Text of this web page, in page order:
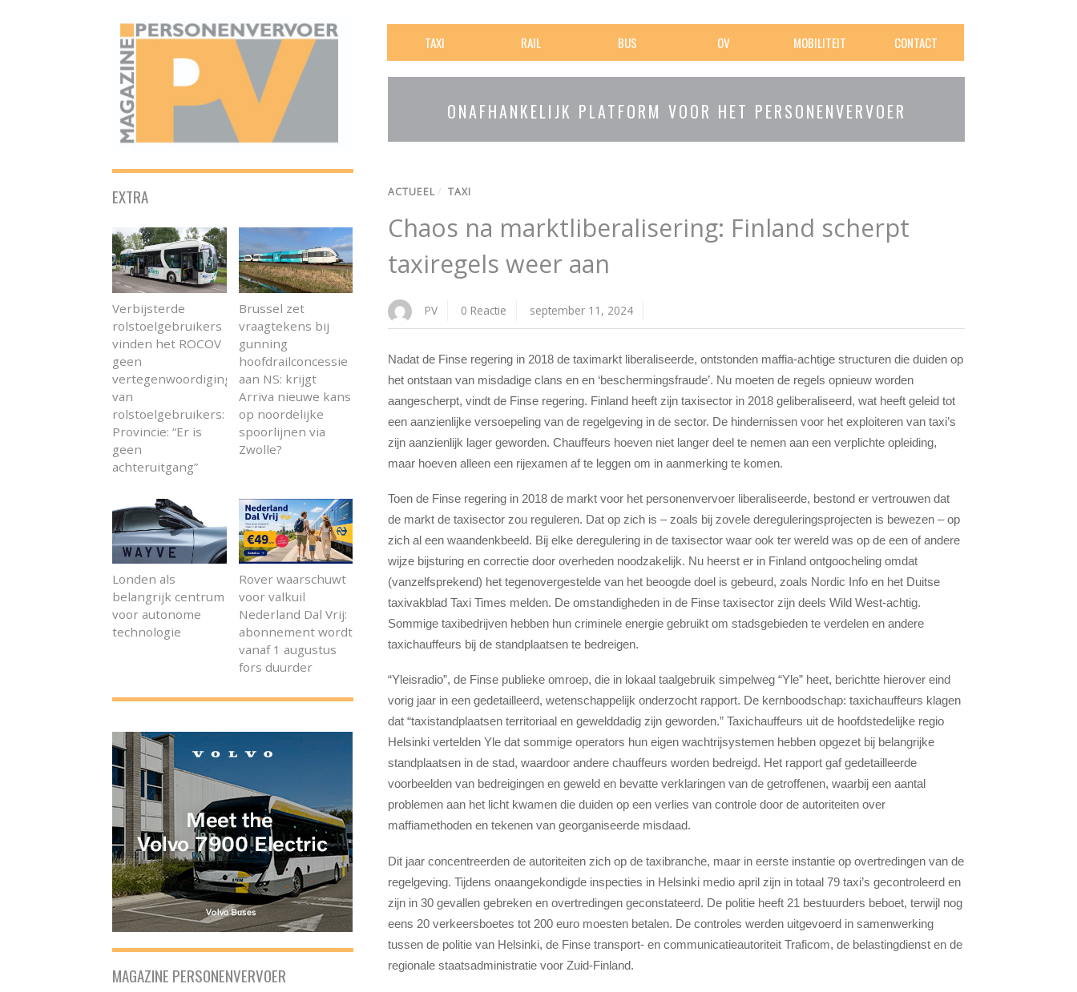
TAXI RAIL BUS OV MOBILITEIT CONTACT
ONAFHANKELIJK PLATFORM VOOR HET PERSONENVERVOER
ACTUEEL/ TAXI
Chaos na marktliberalisering: Finland scherpt
taxiregels weer aan
PV 0 Reactie september 11, 2024
Nadat de Finse regering in 2018 de taximarkt liberaliseerde, ontstonden maffia-achtige structuren die duiden op
het ontstaan van misdadige clans en en ‘beschermingsfraude’. Nu moeten de regels opnieuw worden
aangescherpt, vindt de Finse regering. Finland heeft zijn taxisector in 2018 geliberaliseerd, wat heeft geleid tot
een aanzienlijke versoepeling van de regelgeving in de sector. De hindernissen voor het exploiteren van taxi’s
zijn aanzienlijk lager geworden. Chauffeurs hoeven niet langer deel te nemen aan een verplichte opleiding,
maar hoeven alleen een rijexamen af te leggen om in aanmerking te komen.
Toen de Finse regering in 2018 de markt voor het personenvervoer liberaliseerde, bestond er vertrouwen dat
de markt de taxisector zou reguleren. Dat op zich is – zoals bij zovele dereguleringsprojecten is bewezen – op
zich al een waandenkbeeld. Bij elke deregulering in de taxisector waar ook ter wereld was op de een of andere
wijze bijsturing en correctie door overheden noodzakelijk. Nu heerst er in Finland ontgoocheling omdat
(vanzelfsprekend) het tegenovergestelde van het beoogde doel is gebeurd, zoals Nordic Info en het Duitse
taxivakblad Taxi Times melden. De omstandigheden in de Finse taxisector zijn deels Wild West-achtig.
Sommige taxibedrijven hebben hun criminele energie gebruikt om stadsgebieden te verdelen en andere
taxichauffeurs bij de standplaatsen te bedreigen.
“Yleisradio”, de Finse publieke omroep, die in lokaal taalgebruik simpelweg “Yle” heet, berichtte hierover eind
vorig jaar in een gedetailleerd, wetenschappelijk onderzocht rapport. De kernboodschap: taxichauffeurs klagen
dat “taxistandplaatsen territoriaal en gewelddadig zijn geworden.” Taxichauffeurs uit de hoofdstedelijke regio
Helsinki vertelden Yle dat sommige operators hun eigen wachtrijsystemen hebben opgezet bij belangrijke
standplaatsen in de stad, waardoor andere chauffeurs worden bedreigd. Het rapport gaf gedetailleerde
voorbeelden van bedreigingen en geweld en bevatte verklaringen van de getroffenen, waarbij een aantal
problemen aan het licht kwamen die duiden op een verlies van controle door de autoriteiten over
maffiamethoden en tekenen van georganiseerde misdaad.
Dit jaar concentreerden de autoriteiten zich op de taxibranche, maar in eerste instantie op overtredingen van de
regelgeving. Tijdens onaangekondigde inspecties in Helsinki medio april zijn in totaal 79 taxi’s gecontroleerd en
zijn in 30 gevallen gebreken en overtredingen geconstateerd. De politie heeft 21 bestuurders beboet, terwijl nog
eens 20 verkeersboetes tot 200 euro moesten betalen. De controles werden uitgevoerd in samenwerking
tussen de politie van Helsinki, de Finse transport- en communicatieautoriteit Traficom, de belastingdienst en de
regionale staatsadministratie voor Zuid-Finland.
EXTRA
Verbijsterde
rolstoelgebruikers
vinden het ROCOV
geen
vertegenwoordiging
van
rolstoelgebruikers:
Provincie: “Er is
geen
achteruitgang”
Brussel zet
vraagtekens bij
gunning
hoofdrailconcessie
aan NS: krijgt
Arriva nieuwe kans
op noordelijke
spoorlijnen via
Zwolle?
Londen als
belangrijk centrum
voor autonome
technologie
Rover waarschuwt
voor valkuil
Nederland Dal Vrij:
abonnement wordt
vanaf 1 augustus
fors duurder
MAGAZINE PERSONENVERVOER